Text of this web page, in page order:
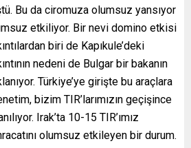
Bu da ciromuza olumsuz yansıyor
etkiliyor. Bir nevi domino etkisi
biri de Kapıkule’deki
nedeni de Bulgar bir bakanın
Türkiye’ye girişte bu araçlara
bizim TIR’larımızın geçişince
Irak’ta 10-15 TIR’ımız
olumsuz etkileyen bir durum.